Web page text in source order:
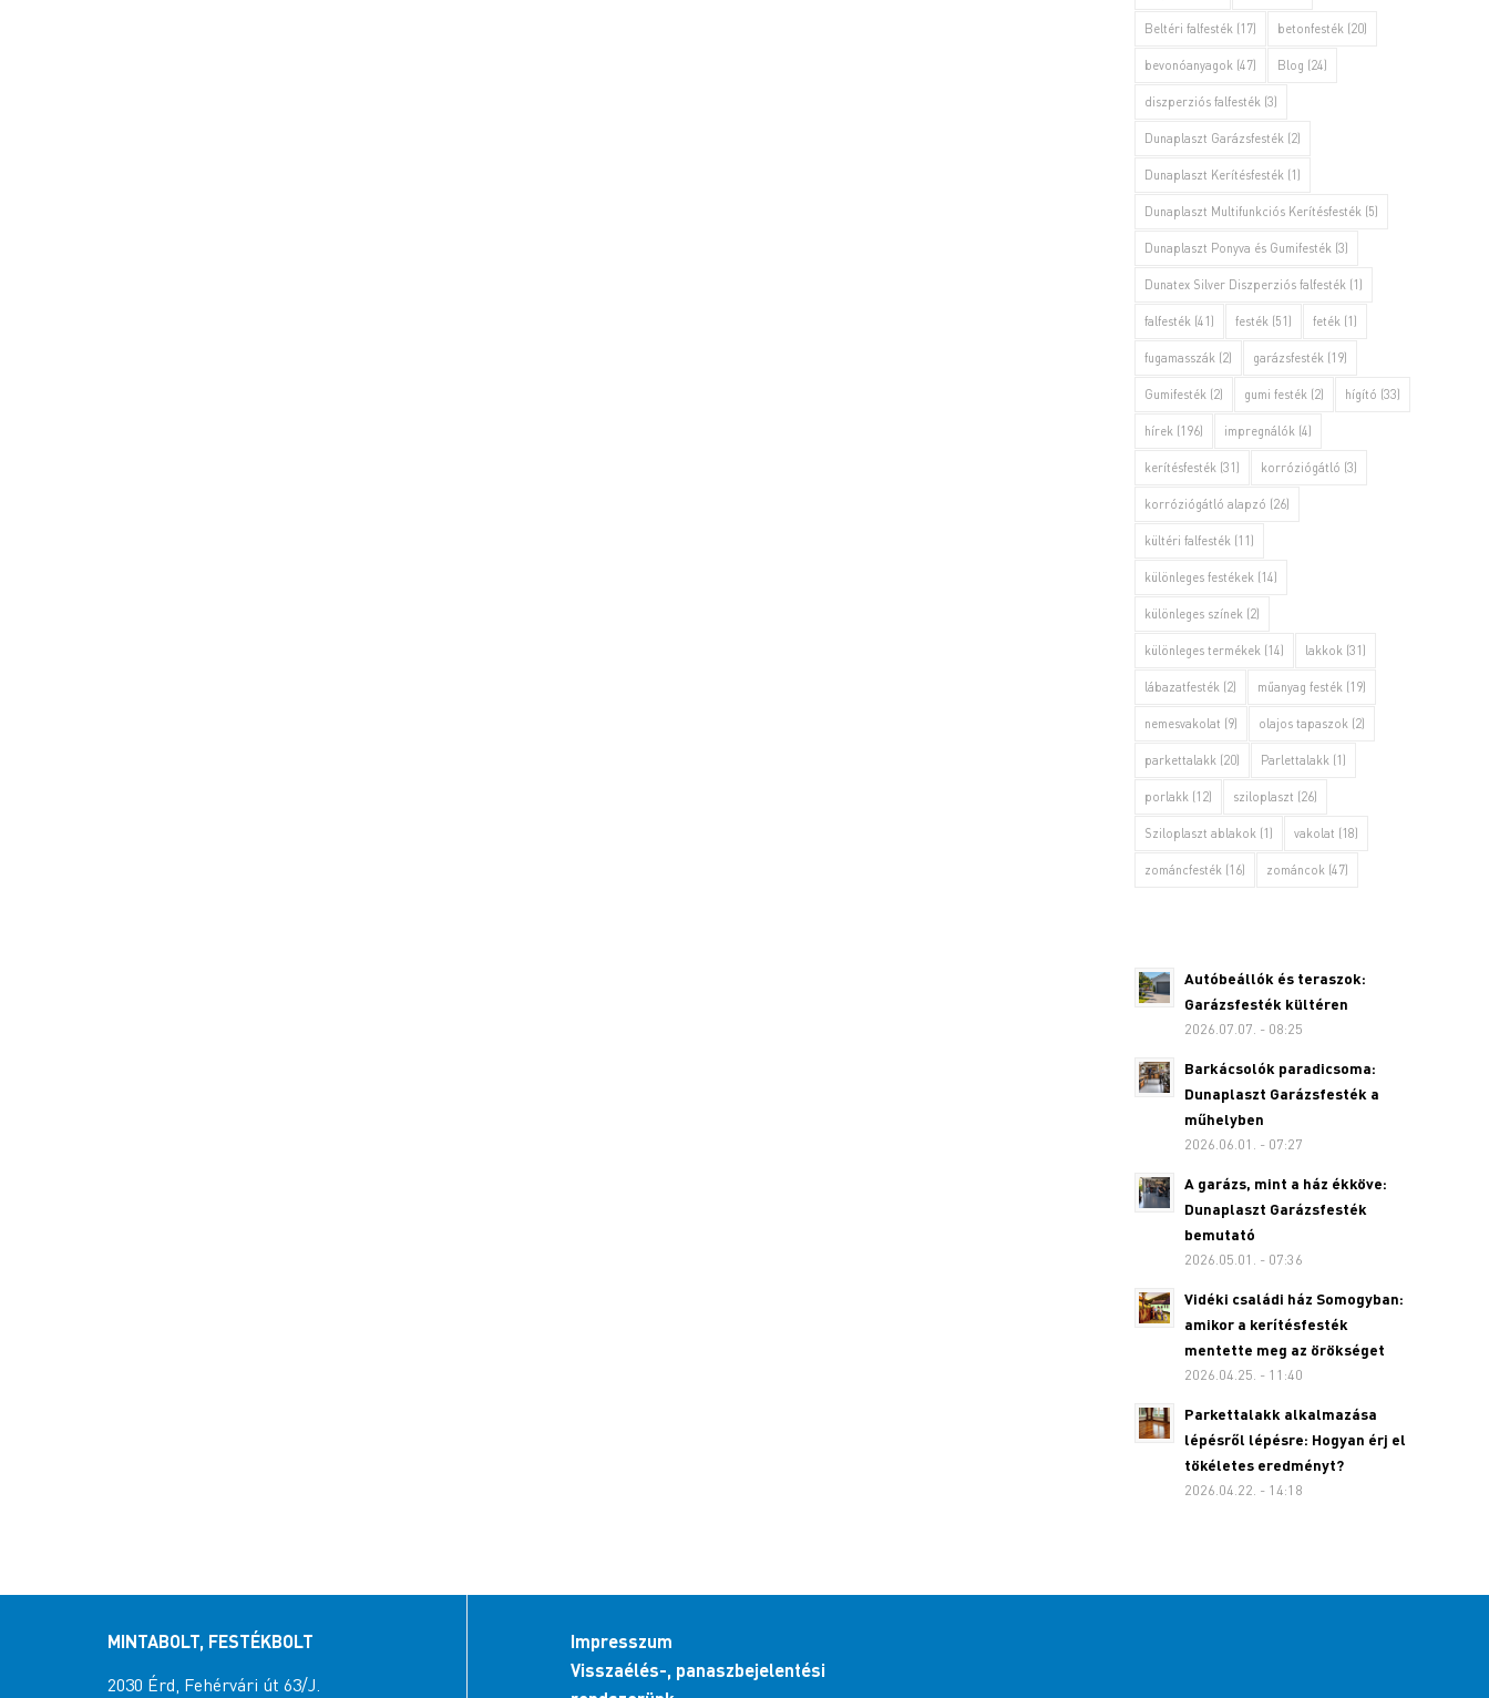
Beltéri falfesték (17) betonfesték (20)
bevonóanyagok (47) Blog (24)
diszperziós falfesték (3)
Dunaplaszt Garázsfesték (2)
Dunaplaszt Kerítésfesték (1)
Dunaplaszt Multifunkciós Kerítésfesték (5)
Dunaplaszt Ponyva és Gumifesték (3)
Dunatex Silver Diszperziós falfesték (1)
falfesték (41) festék (51) feték (1)
fugamasszák (2) garázsfesték (19)
Gumifesték (2) gumi festék (2) hígító (33)
hírek (196) impregnálók (4)
kerítésfesték (31) korróziógátló (3)
korróziógátló alapzó (26)
kültéri falfesték (11)
különleges festékek (14)
különleges színek (2)
különleges termékek (14) lakkok (31)
lábazatfesték (2) műanyag festék (19)
nemesvakolat (9) olajos tapaszok (2)
parkettalakk (20) Parlettalakk (1)
porlakk (12) sziloplaszt (26)
Sziloplaszt ablakok (1) vakolat (18)
zománcfesték (16) zománcok (47)
Autóbeállók és teraszok:
Garázsfesték kültéren
2026.07.07. - 08:25
Barkácsolók paradicsoma:
Dunaplaszt Garázsfesték a
műhelyben
2026.06.01. - 07:27
A garázs, mint a ház ékköve:
Dunaplaszt Garázsfesték
bemutató
2026.05.01. - 07:36
Vidéki családi ház Somogyban:
amikor a kerítésfesték
mentette meg az örökséget
2026.04.25. - 11:40
Parkettalakk alkalmazása
lépésről lépésre: Hogyan érj el
tökéletes eredményt?
2026.04.22. - 14:18
MINTABOLT, FESTÉKBOLT
2030 Érd, Fehérvári út 63/J.
Impresszum
Visszaélés-, panaszbejelentési